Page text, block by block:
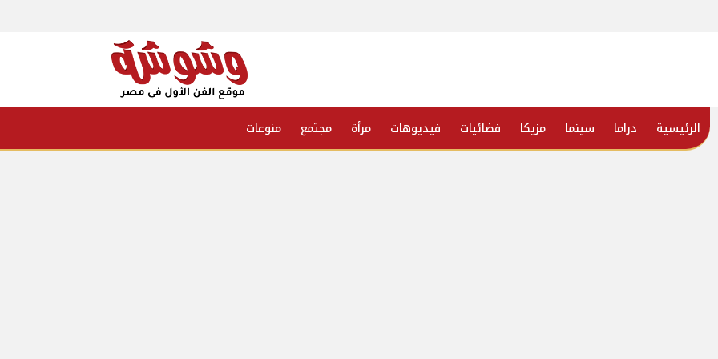
الرئيسية دراما سينما مزيكا فضائيات فيديوهات مرأة مجتمع منوعات